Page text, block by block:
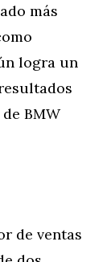
más
logra un
BMW
de ventas